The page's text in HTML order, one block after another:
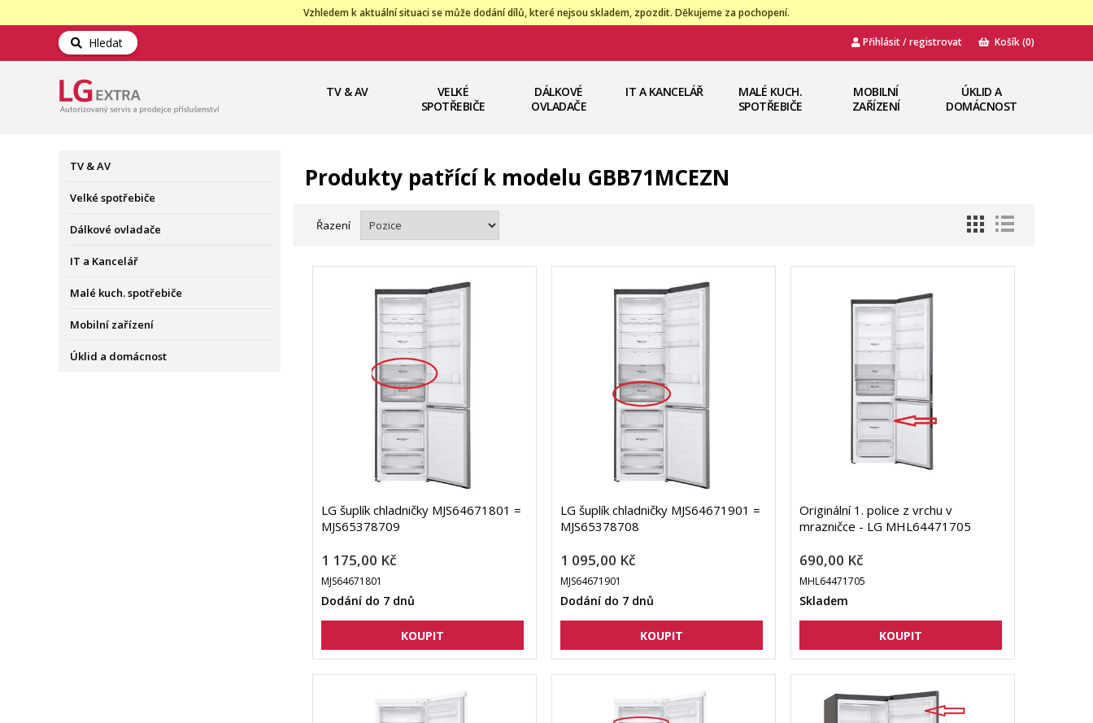
Vzhledem k aktuální situaci se může dodání dílů, které nejsou skladem, zpozdit. Děkujeme za pochopení.
Hledat Přihlásit / registrovat Košík(0)
TV & AV
VELKÉ
SPOTŘEBIČE
DÁLKOVÉ
OVLADAČE
IT A KANCELÁŘ
MALÉ KUCH.
SPOTŘEBIČE
MOBILNÍ
ZAŘÍZENÍ
ÚKLID A
DOMÁCNOST
TV & AV
Velké spotřebiče
Dálkové ovladače
IT a Kancelář
Malé kuch. spotřebiče
Mobilní zařízení
Úklid a domácnost
Produkty patřící k modelu GBB71MCEZN
Řazení
LG šuplík chladničky MJS64671801 =
MJS65378709
1 175,00 Kč
MJS64671801
Dodání do 7 dnů
LG šuplík chladničky MJS64671901 =
MJS65378708
1 095,00 Kč
MJS64671901
Dodání do 7 dnů
Originální 1. police z vrchu v
mrazničce - LG MHL64471705
690,00 Kč
MHL64471705
Skladem